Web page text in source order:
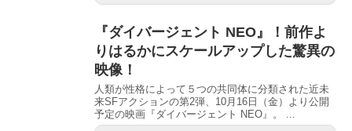
『ダイバージェント NEO』！前作よ
りはるかにスケールアップした驚異の
映像！
人類が性格によって５つの共同体に分類された近未
来SFアクションの第2弾、10月16日（金）より公開
予定の映画『ダイバージェント NEO』。 ...